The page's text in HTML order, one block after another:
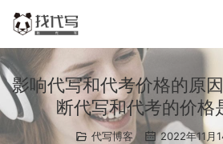
影响代写和代考价格的原
断代写和代考的价格
代写博客 2022年11月